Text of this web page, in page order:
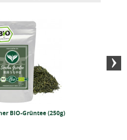
BIO-Grüntee (250g)